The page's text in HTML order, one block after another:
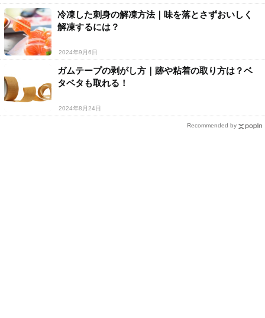
冷凍した刺身の解凍方法｜味を落とさずおいしく
解凍するには？
2024年9月6日
ガムテープの剥がし方｜跡や粘着の取り方は？ベ
タベタも取れる！
2024年8月24日
Recommended by